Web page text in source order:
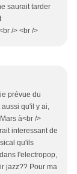
saurait tarder
/> <br />
prévue du
qu'il y ai,
à<br />
interessant de
qu'ils
l'electropop,
jazz?? Pour ma